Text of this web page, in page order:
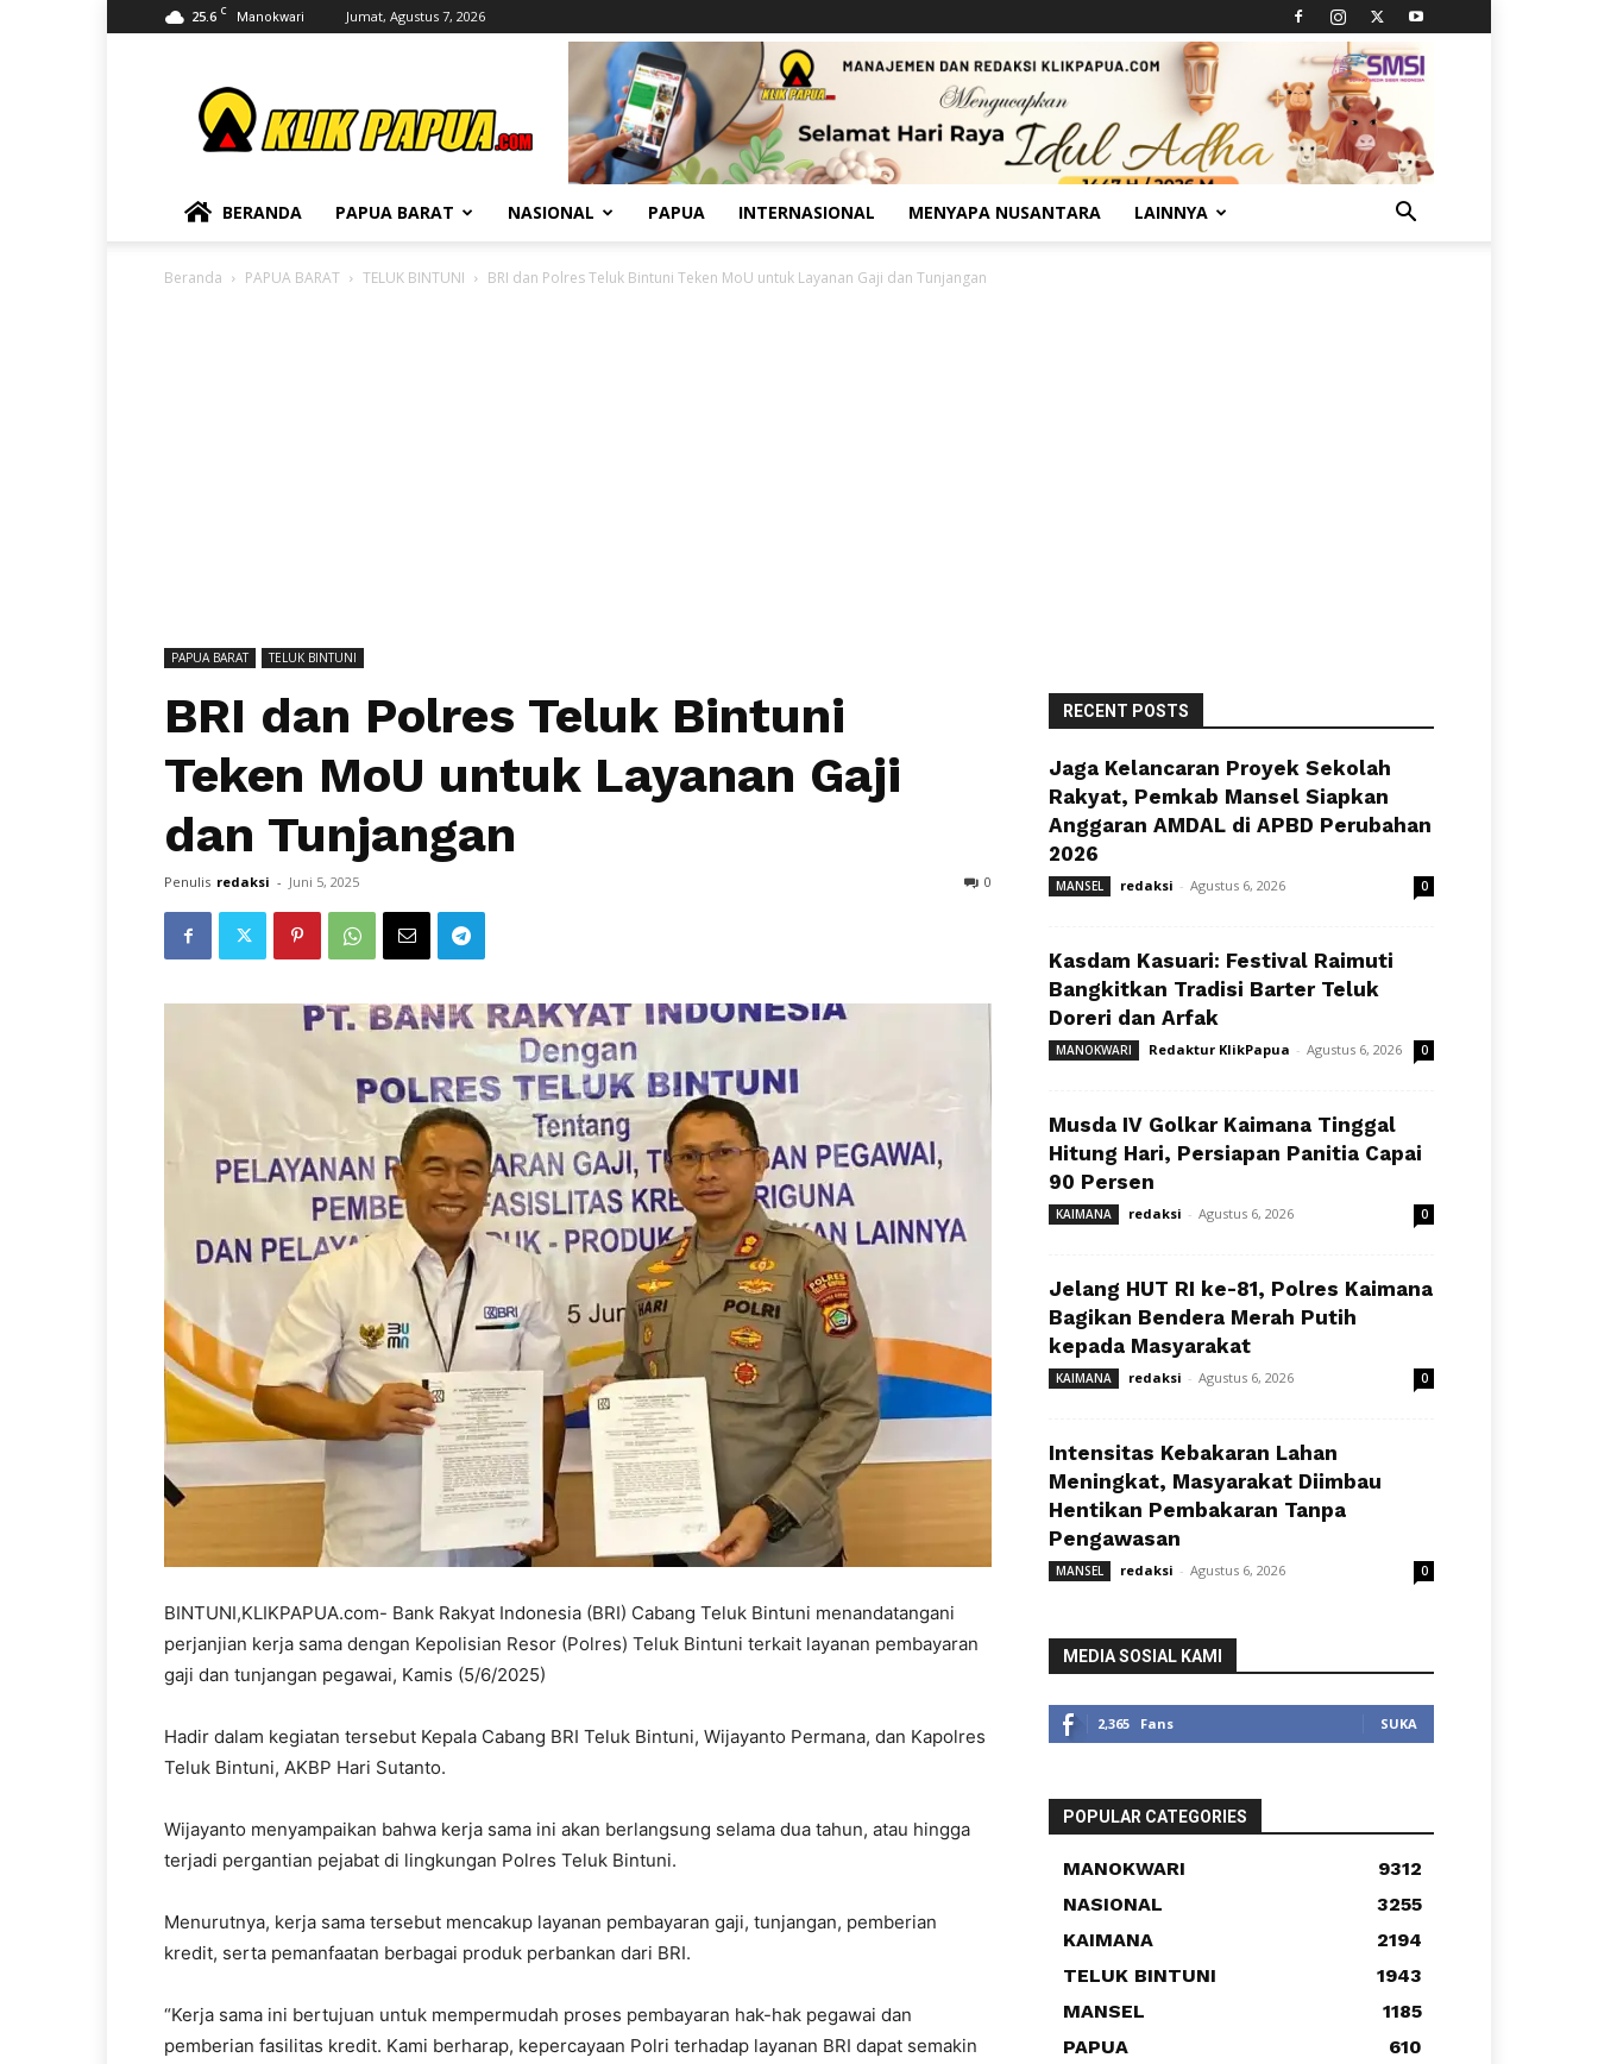
25.6 C Manokwari Jumat, Agustus 7, 2026
BERANDA PAPUA BARAT NASIONAL PAPUA INTERNASIONAL MENYAPA NUSANTARA LAINNYA
Beranda PAPUA BARAT TELUK BINTUNI BRI dan Polres Teluk Bintuni Teken MoU untuk Layanan Gaji dan Tunjangan
PAPUA BARAT TELUK BINTUNI
BRI dan Polres Teluk Bintuni
Teken MoU untuk Layanan Gaji
dan Tunjangan
Penulis redaksi - Juni 5, 2025 0
BINTUNI,KLIKPAPUA.com- Bank Rakyat Indonesia (BRI) Cabang Teluk Bintuni menandatangani
perjanjian kerja sama dengan Kepolisian Resor (Polres) Teluk Bintuni terkait layanan pembayaran
gaji dan tunjangan pegawai, Kamis (5/6/2025)
Hadir dalam kegiatan tersebut Kepala Cabang BRI Teluk Bintuni, Wijayanto Permana, dan Kapolres
Teluk Bintuni, AKBP Hari Sutanto.
Wijayanto menyampaikan bahwa kerja sama ini akan berlangsung selama dua tahun, atau hingga
terjadi pergantian pejabat di lingkungan Polres Teluk Bintuni.
Menurutnya, kerja sama tersebut mencakup layanan pembayaran gaji, tunjangan, pemberian
kredit, serta pemanfaatan berbagai produk perbankan dari BRI.
“Kerja sama ini bertujuan untuk mempermudah proses pembayaran hak-hak pegawai dan
pemberian fasilitas kredit. Kami berharap, kepercayaan Polri terhadap layanan BRI dapat semakin
RECENT POSTS
Jaga Kelancaran Proyek Sekolah
Rakyat, Pemkab Mansel Siapkan
Anggaran AMDAL di APBD Perubahan
2026
MANSEL redaksi - Agustus 6, 2026 0
Kasdam Kasuari: Festival Raimuti
Bangkitkan Tradisi Barter Teluk
Doreri dan Arfak
MANOKWARI Redaktur KlikPapua - Agustus 6, 2026 0
Musda IV Golkar Kaimana Tinggal
Hitung Hari, Persiapan Panitia Capai
90 Persen
KAIMANA redaksi - Agustus 6, 2026 0
Jelang HUT RI ke-81, Polres Kaimana
Bagikan Bendera Merah Putih
kepada Masyarakat
KAIMANA redaksi - Agustus 6, 2026 0
Intensitas Kebakaran Lahan
Meningkat, Masyarakat Diimbau
Hentikan Pembakaran Tanpa
Pengawasan
MANSEL redaksi - Agustus 6, 2026 0
MEDIA SOSIAL KAMI
2,365 Fans SUKA
POPULAR CATEGORIES
MANOKWARI
9312
NASIONAL
3255
KAIMANA
2194
TELUK BINTUNI
1943
MANSEL
1185
PAPUA
610